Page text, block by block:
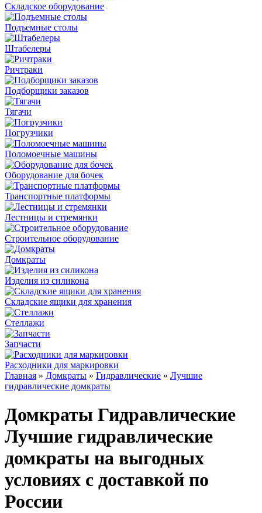
Складское оборудование
Подъемные столы
Штабелеры
Ричтраки
Подборщики заказов
Тягачи
Погрузчики
Поломоечные машины
Оборудование для бочек
Транспортные платформы
Лестницы и стремянки
Строительное оборудование
Домкраты
Изделия из силикона
Складские ящики для хранения
Стеллажи
Запчасти
Расходники для маркировки
Главная » Домкраты » Гидравлические » Лучшие
гидравлические домкраты
Домкраты Гидравлические
Лучшие гидравлические
домкраты на выгодных
условиях с доставкой по
России